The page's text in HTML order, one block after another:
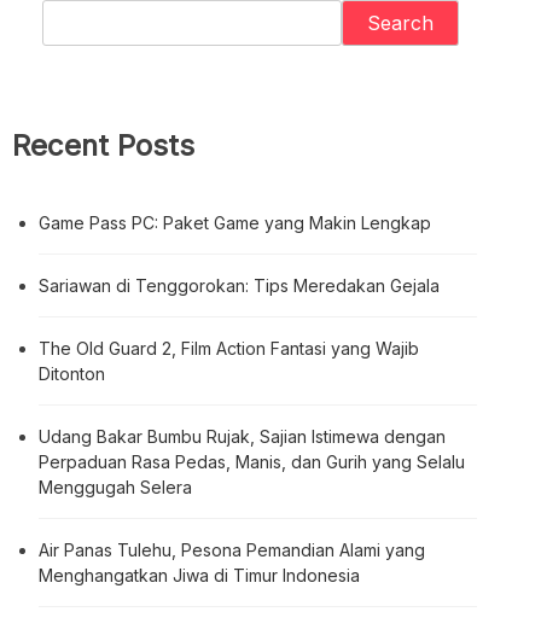
Search
Recent Posts
Game Pass PC: Paket Game yang Makin Lengkap
Sariawan di Tenggorokan: Tips Meredakan Gejala
The Old Guard 2, Film Action Fantasi yang Wajib
Ditonton
Udang Bakar Bumbu Rujak, Sajian Istimewa dengan
Perpaduan Rasa Pedas, Manis, dan Gurih yang Selalu
Menggugah Selera
Air Panas Tulehu, Pesona Pemandian Alami yang
Menghangatkan Jiwa di Timur Indonesia